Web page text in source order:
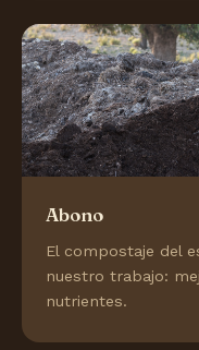
Abono
El compostaje del
nuestro trabajo:
nutrientes.